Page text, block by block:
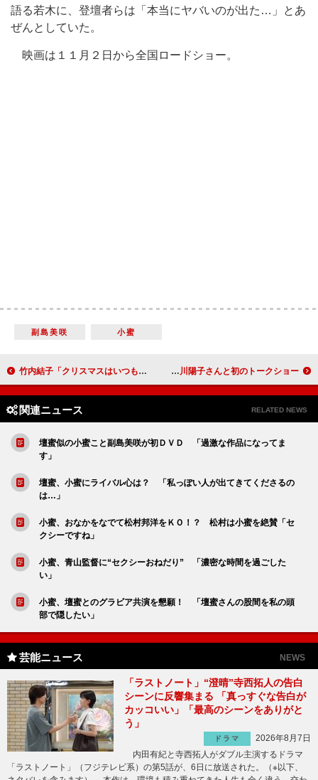
語る若木に、登壇者らは「本当にヤバいのが出た…」とあ
ぜんとしていた。
映画は１１月２日から全国ロードショー。
副島美咲 小蜜
竹内結子「クリスマスはいつもチキン」 西島秀俊とチキンのＣＭに登場 中村獅童「今も反抗期」 母、小川陽子さんと初のトークショー
関連ニュース RELATED NEWS
壇蜜似の小蜜こと副島美咲が初ＤＶＤ 「過激な作品になってま
す」
壇蜜、小蜜にライバル心は？ 「私っぽい人が出てきてくださるの
は…」
小蜜、おなかをなでて松村邦洋をＫＯ！？ 松村は小蜜を絶賛「セ
クシーですね」
小蜜、青山監督に“セクシーおねだり” 「濃密な時間を過ごした
い」
小蜜、壇蜜とのグラビア共演を懇願！ 「壇蜜さんの股間を私の頭
部で隠したい」
芸能ニュース NEWS
「ラストノート」“澄晴”寺西拓人の告白
シーンに反響集まる 「真っすぐな告白が
カッコいい」「最高のシーンをありがと
う」
ドラマ
2026年8月7日
内田有紀と寺西拓人がダブル主演するドラマ
「ラストノート」（フジテレビ系）の第5話が、6日に放送された。（※以下、